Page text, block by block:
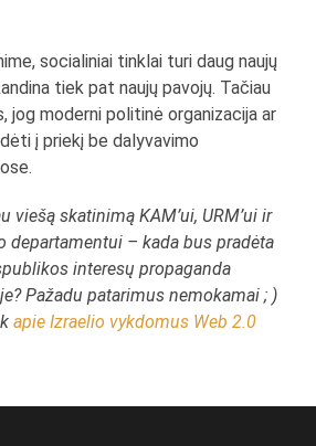
socialiniai tinklai turi daug naujų
tiek pat naujų pavojų. Tačiau
jog moderni politinė organizacija ar
į priekį be dalyvavimo
viešą skatinimą KAM’ui, URM’ui ir
departamentui – kada bus pradėta
interesų propaganda
Pažadu patarimus nemokamai ; )
apie Izraelio vykdomus Web 2.0